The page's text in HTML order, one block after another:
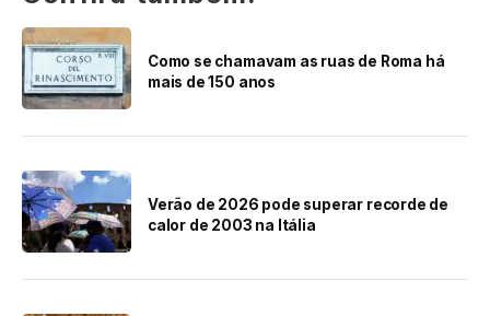
Como se chamavam as ruas de Roma há
mais de 150 anos
Verão de 2026 pode superar recorde de
calor de 2003 na Itália